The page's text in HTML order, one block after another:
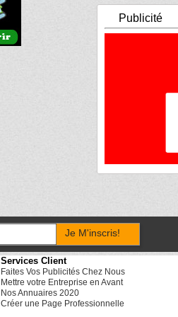
Publicité
Je M'inscris!
Services Client
Faites Vos Publicités Chez Nous
Mettre votre Entreprise en Avant
Nos Annuaires 2020
Créer une Page Professionnelle